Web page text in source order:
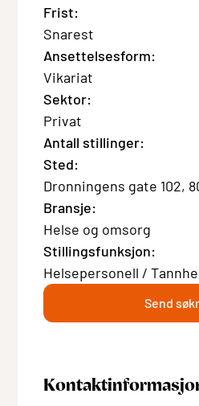
Frist:
Snarest
Ansettelsesform:
Vikariat
Sektor:
Privat
Antall stillinger:
Sted:
Dronningens gate 102,
Bransje:
Helse og omsorg
Stillingsfunksjon:
Helsepersonell /
Send